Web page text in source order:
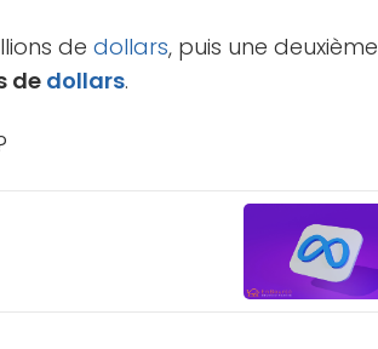
dedollars, puis une deuxième
de dollars.